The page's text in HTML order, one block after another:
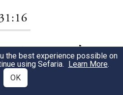
כִּי כָל הָעֹשֶׁר.כְּמוֹ
), לֹא נְקַוֶּה לִנְחוֹל
the best experience possible on
using Sefaria. Learn More.
OK